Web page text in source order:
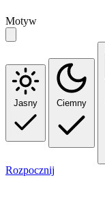
Motyw
Jasny Ciemny
Rozpocznij